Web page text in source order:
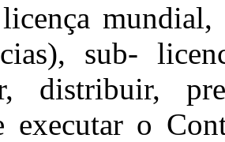
sub-
distribuir,
executar o